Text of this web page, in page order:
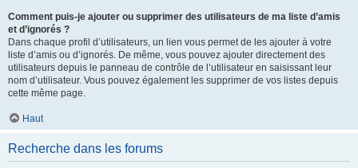
Comment puis-je ajouter ou supprimer des utilisateurs de ma liste d’amis
et d’ignorés ?
Dans chaque profil d’utilisateurs, un lien vous permet de les ajouter à votre
liste d’amis ou d’ignorés. De même, vous pouvez ajouter directement des
utilisateurs depuis le panneau de contrôle de l’utilisateur en saisissant leur
nom d’utilisateur. Vous pouvez également les supprimer de vos listes depuis
cette même page.
Haut
Recherche dans les forums